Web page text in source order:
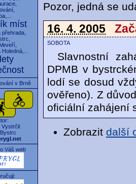
,
míst
přehrada
Holedná
v Brně
Vystrčil
Váš web
Pozor, jedná se
16. 4. 2005
sobota
Slavnostní
DPMB v
lodí se dosud
ověřeno). Z
oficiální zahájení
Zobrazit další